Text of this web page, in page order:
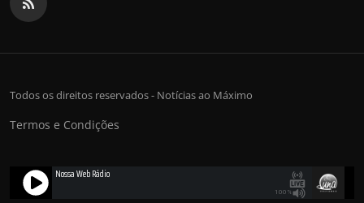
Todos os direitos reservados - Notícias ao Máximo
Termos e Condições
100%
Nossa Web Rádio